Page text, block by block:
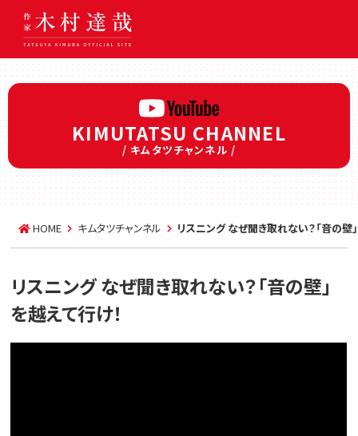
KIMUTATSU CHANNEL
/ キムタツチャンネル /
HOME キムタツチャンネル リスニング なぜ聞き取れない？「音の壁
リスニング なぜ聞き取れない？「音の壁」
を越えて行け！